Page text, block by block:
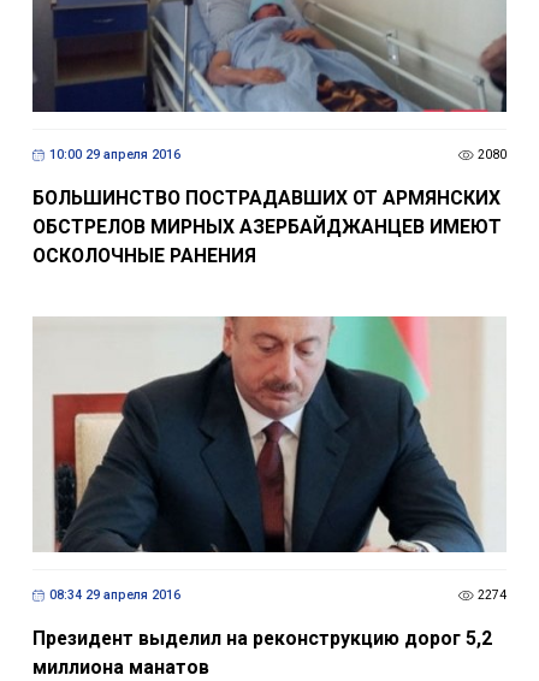
10:00 29 апреля 2016 2080
БОЛЬШИНСТВО ПОСТРАДАВШИХ ОТ АРМЯНСКИХ
ОБСТРЕЛОВ МИРНЫХ АЗЕРБАЙДЖАНЦЕВ ИМЕЮТ
ОСКОЛОЧНЫЕ РАНЕНИЯ
08:34 29 апреля 2016 2274
Президент выделил на реконструкцию дорог 5,2
миллиона манатов